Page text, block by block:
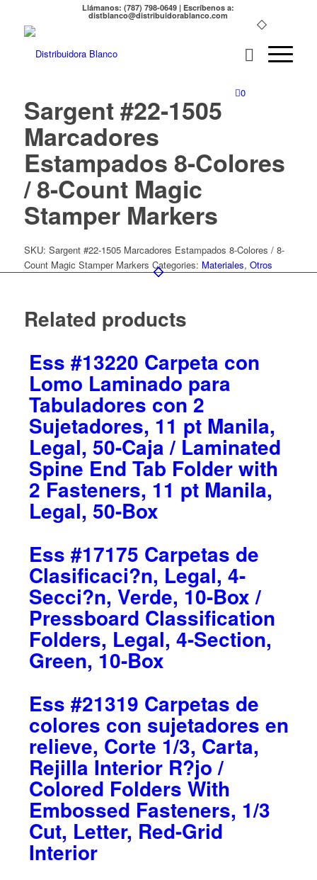
Llámanos: (787) 798-0649 | Escríbenos a:
distblanco@distribuidorablanco.com
0
Sargent #22-1505
Marcadores
Estampados 8-Colores
/ 8-Count Magic
Stamper Markers
SKU: Sargent #22-1505 Marcadores Estampados 8-Colores / 8-
Count Magic Stamper Markers Categories: Materiales, Otros
Related products
Ess #13220 Carpeta con
Lomo Laminado para
Tabuladores con 2
Sujetadores, 11 pt Manila,
Legal, 50-Caja / Laminated
Spine End Tab Folder with
2 Fasteners, 11 pt Manila,
Legal, 50-Box
Ess #17175 Carpetas de
Clasificaci?n, Legal, 4-
Secci?n, Verde, 10-Box /
Pressboard Classification
Folders, Legal, 4-Section,
Green, 10-Box
Ess #21319 Carpetas de
colores con sujetadores en
relieve, Corte 1/3, Carta,
Rejilla Interior R?jo /
Colored Folders With
Embossed Fasteners, 1/3
Cut, Letter, Red-Grid
Interior